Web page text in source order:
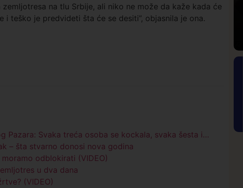
na tlu Srbije, ali niko ne može da kaže kada će
i teško je predvideti šta će se desiti”, objasnila je ona.
Pazara: Svaka treća osoba se kockala, svaka šesta i…
– šta stvarno donosi nova godina
odblokirati (VIDEO)
u dva dana
(VIDEO)